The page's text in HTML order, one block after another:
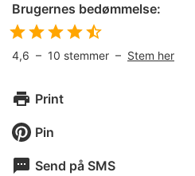
Brugernes bedømmelse:
4,6 – 10 stemmer – Stem her
Print
Pin
Send på SMS